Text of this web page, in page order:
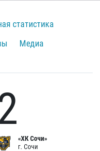
статистика
Медиа
«ХК Сочи»
г. Сочи